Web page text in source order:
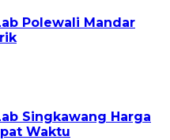
Polewali Mandar
Singkawang Harga
Waktu